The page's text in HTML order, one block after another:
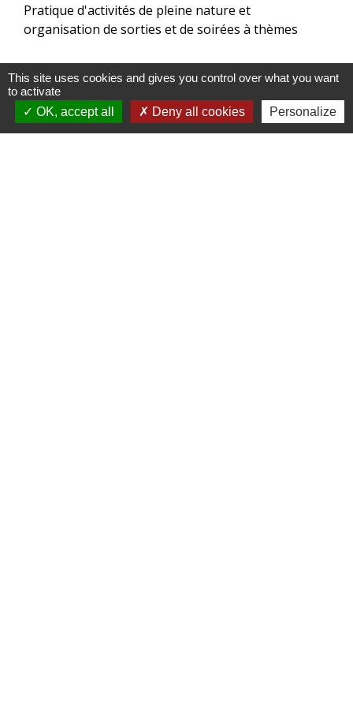
Pratique d'activités de pleine nature et
organisation de sorties et de soirées à thèmes
This site uses cookies and gives you control over what you want
to activate
OK, accept all
Deny all cookies Personalize